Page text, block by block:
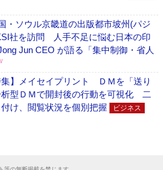
・ソウル京畿道の出版都市坡州(パジ
社を訪問 人手不足に悩む日本の印
Jun CEO が語る「集中制御・省人
集】メイセイプリント ＤＭを「送り
析型ＤＭで開封後の行動を可視化 二
け、閲覧状況を個別把握
ビジネス